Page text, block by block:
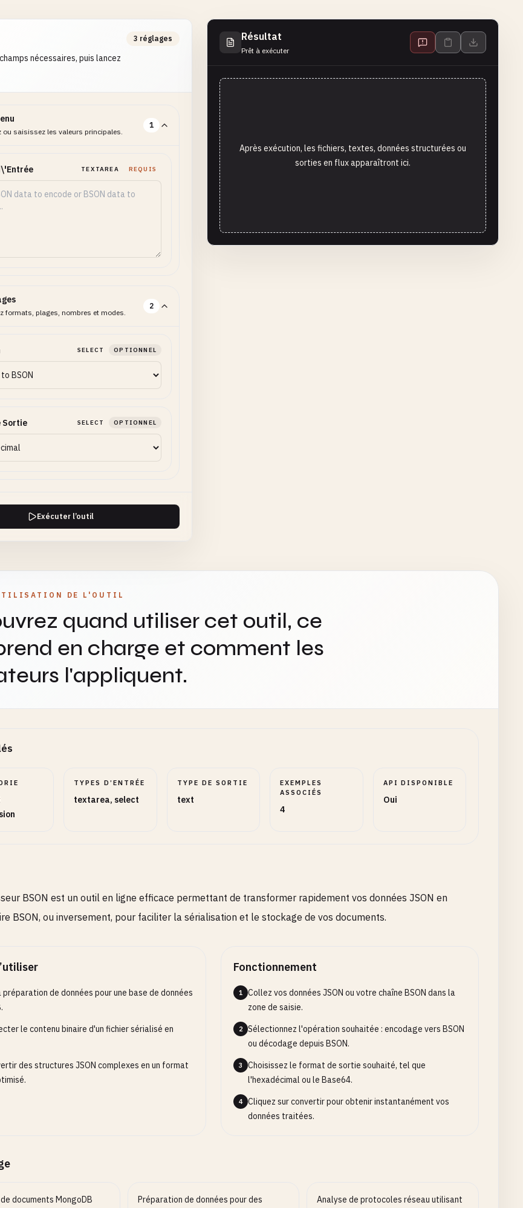
nécessaires, puis lancez
3 réglages
ou saisissez les valeurs principales.
1
TEXTAREA REQUIS
formats, plages, nombres et modes.
2
SELECT OPTIONNEL
Sortie SELECT OPTIONNEL
Exécuter l’outil
Résultat
Prêt à exécuter
Après exécution, les fichiers, textes, données structurées ou
sorties en flux apparaîtront ici.
DE L'OUTIL
quand utiliser cet outil, ce
en charge et comment les
l'appliquent.
TYPES D’ENTRÉE
textarea, select
TYPE DE SORTIE
text
EXEMPLES
ASSOCIÉS
4
API DISPONIBLE
Oui
BSON est un outil en ligne efficace permettant de transformer rapidement vos données JSON en
BSON, ou inversement, pour faciliter la sérialisation et le stockage de vos documents.
préparation de données pour une base de données
le contenu binaire d'un fichier sérialisé en
des structures JSON complexes en un format
Fonctionnement
1
Collez vos données JSON ou votre chaîne BSON dans la
zone de saisie.
2
Sélectionnez l'opération souhaitée : encodage vers BSON
ou décodage depuis BSON.
3
Choisissez le format de sortie souhaité, tel que
l'hexadécimal ou le Base64.
4
Cliquez sur convertir pour obtenir instantanément vos
données traitées.
documents MongoDB
Préparation de données pour des
Analyse de protocoles réseau utilisant